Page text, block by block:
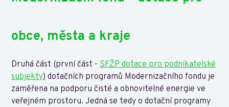
obce, města a kraje
Druhá část (první část - SFŽP dotace pro podnikatelské
subjekty) dotačních programů Modernizačního fondu je
zaměřena na podporu čisté a obnovitelné energie ve
veřejném prostoru. Jedná se tedy o dotační programy